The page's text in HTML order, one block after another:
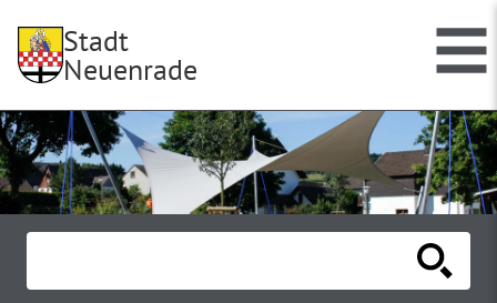
Stadt
Neuenrade